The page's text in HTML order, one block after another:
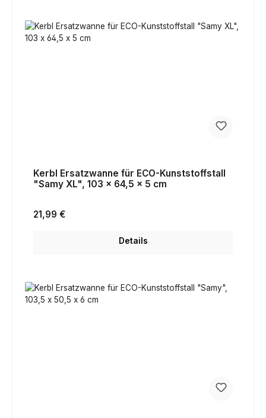
Kerbl Ersatzwanne für ECO-Kunststoffstall
"Samy XL", 103 x 64,5 x 5 cm
Regulärer Preis:
21,99 €
Details